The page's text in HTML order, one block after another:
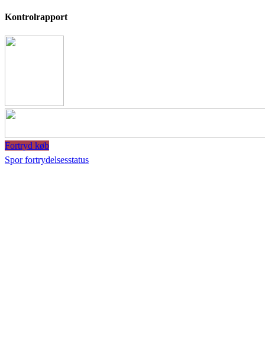
Kontrolrapport
Fortryd køb
Spor fortrydelsesstatus